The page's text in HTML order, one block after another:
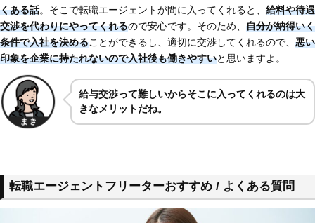
くある話。そこで転職エージェントが間に入ってくれると、 給料や待遇
交渉を代わりにやってくれるので安心です。そのため、 自分が納得いく
条件で入社を決めることができるし、適切に交渉してくれるので、 悪い
印象を企業に持たれないので入社後も働きやすいと思いますよ。
給与交渉って難しいからそこに入ってくれるのは大
きなメリットだね。
転職エージェントフリーターおすすめ / よくある質問